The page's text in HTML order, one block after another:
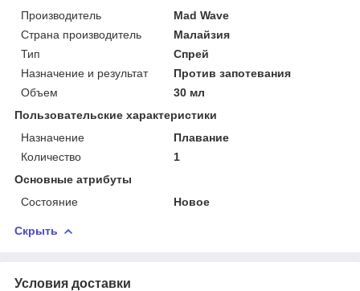
Производитель
Mad Wave
Страна производитель
Малайзия
Тип
Спрей
Назначение и результат
Против запотевания
Объем
30 мл
Пользовательские характеристики
Назначение
Плавание
Количество
1
Основные атрибуты
Состояние
Новое
Скрыть
Условия доставки